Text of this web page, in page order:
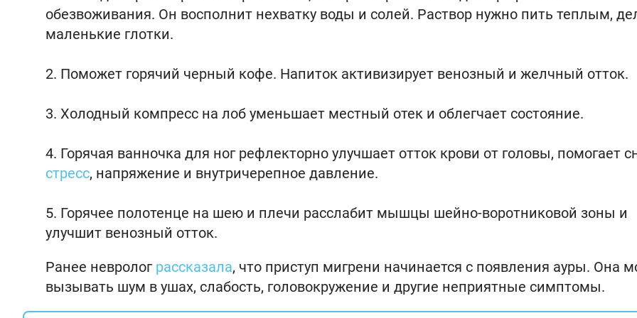
обезвоживания. Он восполнит нехватку воды и солей. Раствор нужно пить теплым,
маленькие глотки.
Поможет горячий черный кофе. Напиток активизирует венозный и желчный отток.
Холодный компресс на лоб уменьшает местный отек и облегчает состояние.
Горячая ванночка для ног рефлекторно улучшает отток крови от головы, помогает
стресс, напряжение и внутричерепное давление.
Горячее полотенце на шею и плечи расслабит мышцы шейно-воротниковой зоны и
улучшит венозный отток.
Ранее невролог рассказала, что приступ мигрени начинается с появления ауры. Она
вызывать шум в ушах, слабость, головокружение и другие неприятные симптомы.